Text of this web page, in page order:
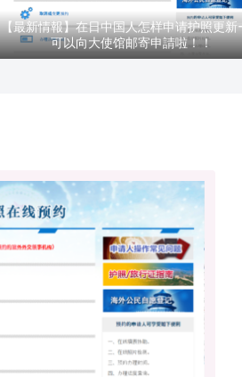
【最新情報】在日中国人怎样申请护照更新
可以向大使馆邮寄申請啦！！